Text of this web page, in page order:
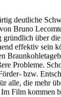
deutliche
Bruno
über
effektiv
Probleme.
bzw.
die mehr
kommen